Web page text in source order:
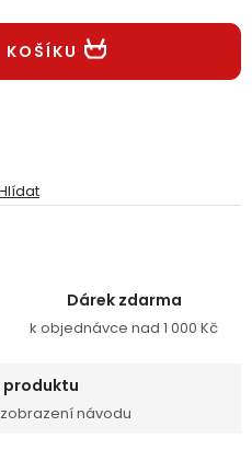
Odstoupení ve lhůtě 14 dní
Reklamační řád
Dárek zdarma
k objednávce nad 1 000 Kč
produktu
návodu